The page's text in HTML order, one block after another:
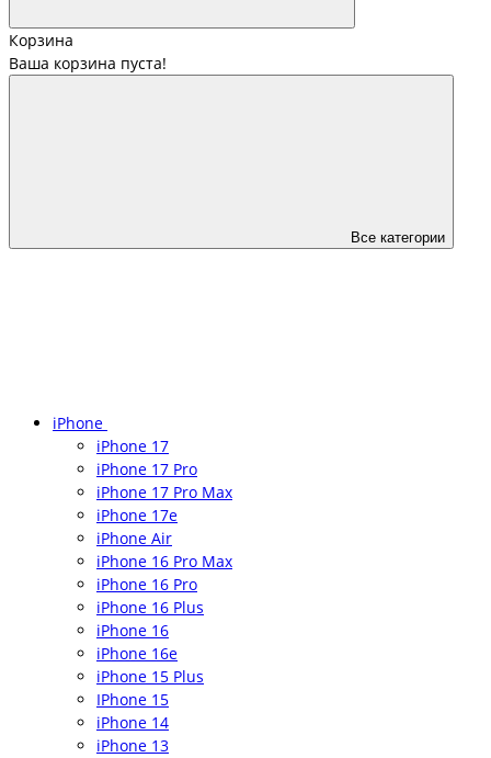
Корзина
Ваша корзина пуста!
Все категории
iPhone
iPhone 17
iPhone 17 Pro
iPhone 17 Pro Max
iPhone 17e
iPhone Air
iPhone 16 Pro Max
iPhone 16 Pro
iPhone 16 Plus
iPhone 16
iPhone 16e
iPhone 15 Plus
IPhone 15
iPhone 14
iPhone 13